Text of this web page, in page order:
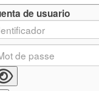
de usuario